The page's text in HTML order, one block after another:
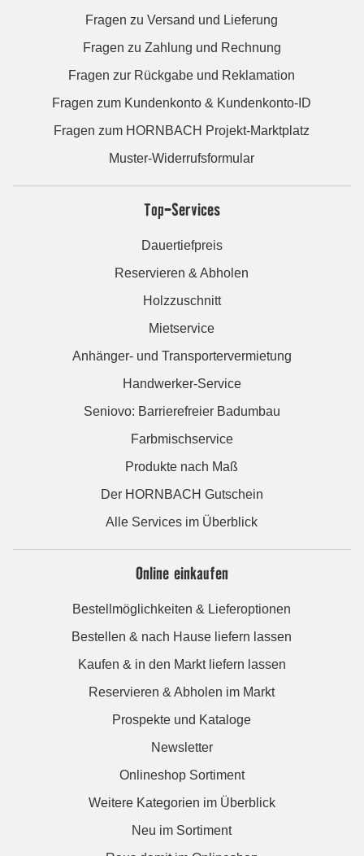
Fragen zu Versand und Lieferung
Fragen zu Zahlung und Rechnung
Fragen zur Rückgabe und Reklamation
Fragen zum Kundenkonto & Kundenkonto-ID
Fragen zum HORNBACH Projekt-Marktplatz
Muster-Widerrufsformular
Top-Services
Dauertiefpreis
Reservieren & Abholen
Holzzuschnitt
Mietservice
Anhänger- und Transportervermietung
Handwerker-Service
Seniovo: Barrierefreier Badumbau
Farbmischservice
Produkte nach Maß
Der HORNBACH Gutschein
Alle Services im Überblick
Online einkaufen
Bestellmöglichkeiten & Lieferoptionen
Bestellen & nach Hause liefern lassen
Kaufen & in den Markt liefern lassen
Reservieren & Abholen im Markt
Prospekte und Kataloge
Newsletter
Onlineshop Sortiment
Weitere Kategorien im Überblick
Neu im Sortiment